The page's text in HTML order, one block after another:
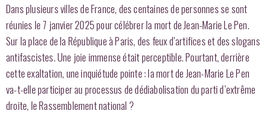
Dans plusieurs villes de France, des centaines de personnes se sont
réunies le 7 janvier 2025 pour célébrer la mort de Jean-Marie Le Pen.
Sur la place de la République à Paris, des feux d’artifices et des slogans
antifascistes. Une joie immense était perceptible. Pourtant, derrière
cette exaltation, une inquiétude pointe : la mort de Jean-Marie Le Pen
va-t-elle participer au processus de dédiabolisation du parti d’extrême
droite, le Rassemblement national ?